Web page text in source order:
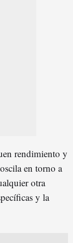
rendimiento y
en torno a
otra
y la